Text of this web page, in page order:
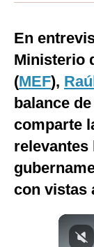
Club del Suscriptor
Mix
G de Gestión
Notas Contratadas
Podcast
Gestión TV
En
Ministerio
(MEF),
balance
comparte
relevantes
con vistas